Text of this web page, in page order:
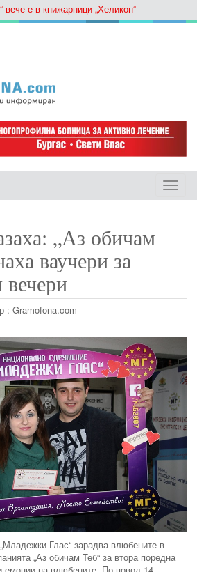
е в книжарници „Хеликон“
Toggle
„Аз обичам
ваучери за
: Gramofona.com
Глас“ зарадва влюбените в
„Аз обичам Теб“ за втора поредна
емоции на влюбените. По повод 14